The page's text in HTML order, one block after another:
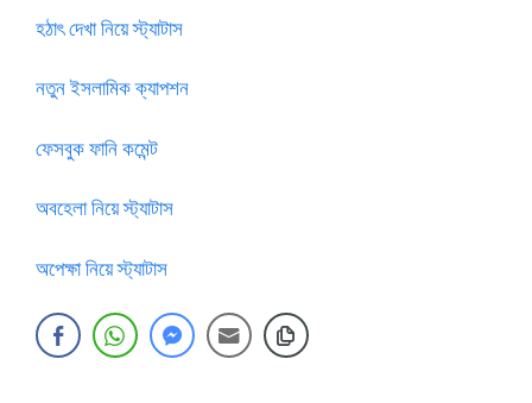
হঠাৎ দেখা নিয়ে স্ট্যাটাস
নতুন ইসলামিক ক্যাপশন
ফেসবুক ফানি কমেন্ট
অবহেলা নিয়ে স্ট্যাটাস
অপেক্ষা নিয়ে স্ট্যাটাস